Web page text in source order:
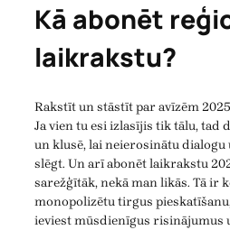
Kā abonēt
laikrakstu?
Rakstīt un stāstīt par avīzēm
Ja vien tu esi izlasījis tik tālu, tad
un klusē, lai neierosinātu
slēgt. Un arī abonēt laikrakstu
sarežģītāk, nekā man likās. Tā ir
monopolizētu tirgus
ieviest mūsdienīgus risinājumus